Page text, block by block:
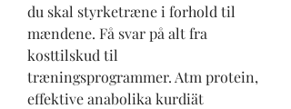
du skal styrketræne i forhold til
mændene. Få svar på alt fra
kosttilskud til
træningsprogrammer. Atm protein,
effektive anabolika kurdiät